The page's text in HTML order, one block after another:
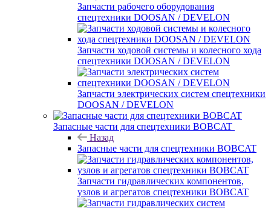
Запчасти рабочего оборудования
спецтехники DOOSAN / DEVELON
Запчасти ходовой системы и колесного хода
спецтехники DOOSAN / DEVELON
Запчасти электрических систем спецтехники
DOOSAN / DEVELON
Запасные части для спецтехники BOBCAT
Назад
Запасные части для спецтехники BOBCAT
Запчасти гидравлических компонентов,
узлов и агрегатов спецтехники BOBCAT